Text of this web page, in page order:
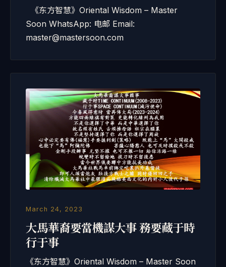
《东方智慧》Oriental Wisdom – Master
Soon WhatsApp: 电邮 Email:
master@mastersoon.com
March 24, 2023
大馬華裔要當機謀大事 務要藏于時
行于事
《东方智慧》Oriental Wisdom – Master Soon